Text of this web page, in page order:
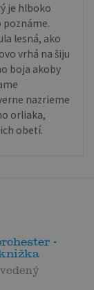
je hlboko
poznáme.
lesná, ako
vrhá na šiju
boja akoby
nazrieme
orliaka,
obetí.
-